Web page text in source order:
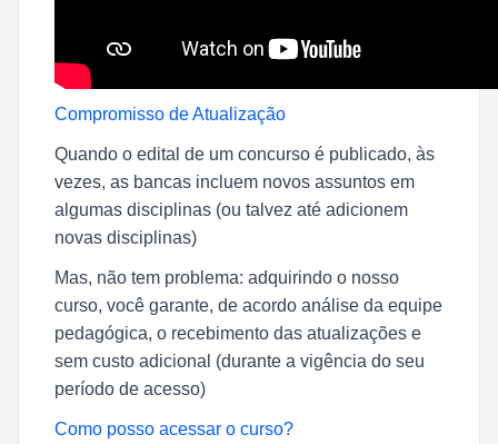
Compromisso de Atualização
Quando o edital de um concurso é publicado, às
vezes, as bancas incluem novos assuntos em
algumas disciplinas (ou talvez até adicionem
novas disciplinas)
Mas, não tem problema: adquirindo o nosso
curso, você garante, de acordo análise da equipe
pedagógica, o recebimento das atualizações e
sem custo adicional (durante a vigência do seu
período de acesso)
Como posso acessar o curso?